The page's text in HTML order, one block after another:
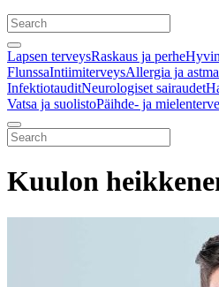
Lapsen terveysRaskaus ja perhe
FlunssaIntiimiterveysAllergia ja astma
InfektiotauditNeurologiset sairaudet
Vatsa ja suolistoPäihde- ja
Kuulon